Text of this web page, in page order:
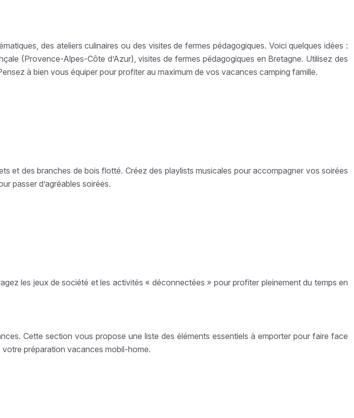
des ateliers culinaires ou des visites de fermes pédagogiques. Voici quelques idées :
(Provence-Alpes-Côte d’Azur), visites de fermes pédagogiques en Bretagne. Utilisez des
à bien vous équiper pour profiter au maximum de vos vacances camping famille.
et des branches de bois flotté. Créez des playlists musicales pour accompagner vos soirées
passer d’agréables soirées.
les jeux de société et les activités « déconnectées » pour profiter pleinement du temps en
Cette section vous propose une liste des éléments essentiels à emporter pour faire face
votre préparation vacances mobil-home.